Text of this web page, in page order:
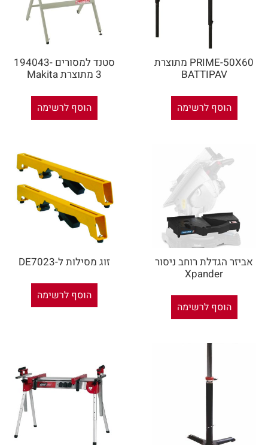
PRIME-50X60 מתוצרת
BATTIPAV
הוסף לרשימה
סטנד למסורים 194043-
3 מתוצרת Makita
הוסף לרשימה
אביזר הגדלת רוחב ניסור
Xpander
הוסף לרשימה
זוג מסילות ל-DE7023
הוסף לרשימה